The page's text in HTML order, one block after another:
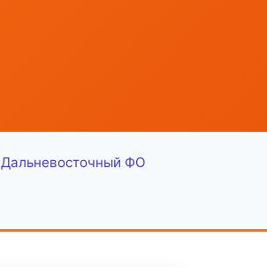
Дальневосточный ФО